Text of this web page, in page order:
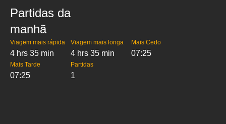
Partidas da
manhã
Viagem mais rápida
4 hrs 35 min
Viagem mais longa
4 hrs 35 min
Mais Cedo
07:25
Mais Tarde
07:25
Partidas
1